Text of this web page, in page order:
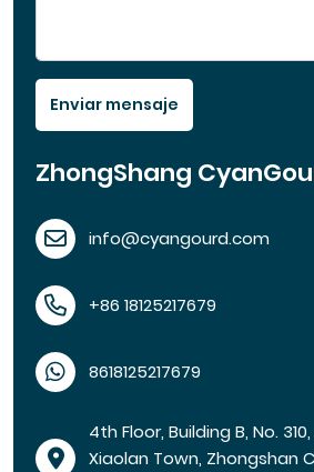
Enviar mensaje
ZhongShang
info@cyangourd.com
+86 18125217679
8618125217679
4th Floor, Building B, No.
Xiaolan Town, Zhongshan